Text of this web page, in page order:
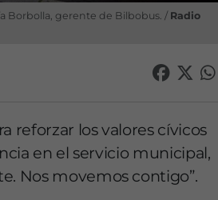
Borbolla, gerente de Bilbobus. / Radio
reforzar los valores cívicos
en el servicio municipal,
Nos movemos contigo”.